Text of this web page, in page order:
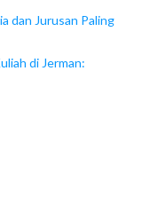
dan Jurusan Paling
di Jerman: